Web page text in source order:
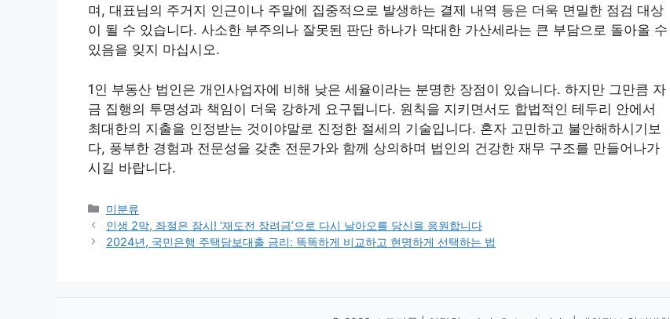
며, 대표님의 주거지 인근이나 주말에 집중적으로 발생하는 결제 내역 등은 더욱 면밀한 점검 대상
이 될 수 있습니다. 사소한 부주의나 잘못된 판단 하나가 막대한 가산세라는 큰 부담으로 돌아올 수
있음을 잊지 마십시오.
1인 부동산 법인은 개인사업자에 비해 낮은 세율이라는 분명한 장점이 있습니다. 하지만 그만큼 자
금 집행의 투명성과 책임이 더욱 강하게 요구됩니다. 원칙을 지키면서도 합법적인 테두리 안에서
최대한의 지출을 인정받는 것이야말로 진정한 절세의 기술입니다. 혼자 고민하고 불안해하시기보
다, 풍부한 경험과 전문성을 갖춘 전문가와 함께 상의하며 법인의 건강한 재무 구조를 만들어나가
시길 바랍니다.
Categories
미분류
인생 2막, 좌절은 잠시! ‘재도전 장려금’으로 다시 날아오를 당신을 응원합니다
2024년, 국민은행 주택담보대출 금리: 똑똑하게 비교하고 현명하게 선택하는 법